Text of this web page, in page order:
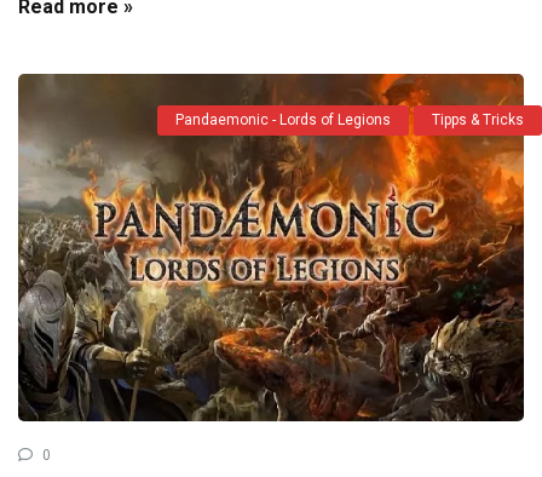
Read more »
Pandaemonic - Lords of Legions Tipps & Tricks
0